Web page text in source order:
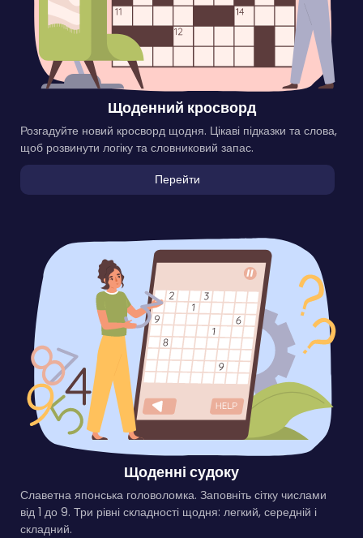
Щоденний кросворд
Розгадуйте новий кросворд щодня. Цікаві підказки та слова,
щоб розвинути логіку та словниковий запас.
Перейти
Щоденні судоку
Славетна японська головоломка. Заповніть сітку числами
від 1 до 9. Три рівні складності щодня: легкий, середній і
складний.